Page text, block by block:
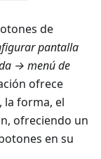
de
pantalla
→ menú de
ofrece
la forma, el
ofreciendo un
en su